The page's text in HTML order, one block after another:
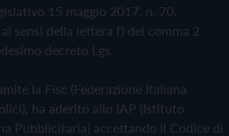
15 maggio 2017, n. 70.
sensi della lettera f) del comma 2
decreto Lgs.
la Fisc (Federazione Italiana
ha aderito allo IAP (Istituto
Pubblicitaria) accettando il Codice di